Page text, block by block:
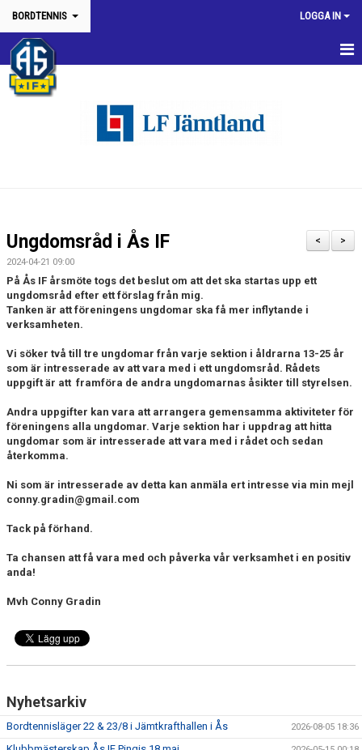
BORDTENNIS LOGGA IN
HEM
KONTAKT/INFORMATION
RUTINER & INFO TÄVLINGAR & SERIER
TRÄNING
KLÄDER
DOKUMENT
AVGIFTER
ATT BLI MEDLEM
>
<
Ungdomsråd i Ås IF
2024-04-21 09:00
På Ås IF årsmöte togs det beslut om att det ska startas upp ett
ungdomsråd efter ett förslag från mig.
Tanken är att föreningens ungdomar ska få mer inflytande i
verksamheten.
Vi söker två till tre ungdomar från varje sektion i åldrarna 13-25 år
som är intresserade av att vara med i ett ungdomsråd. Rådets
uppgift är att framföra de andra ungdomarnas åsikter till styrelsen.
Andra uppgifter kan vara att arrangera gemensamma aktiviteter för
föreningens alla ungdomar. Varje sektion har i uppdrag att hitta
ungdomar som är intresserade att vara med i rådet och sedan
återkomma.
Ni som är intresserade av detta kan anmäla ert intresse via min mejl
conny.gradin@gmail.com
Tack på förhand.
Ta chansen att få vara med och påverka vår verksamhet i en positiv
anda!
Mvh Conny Gradin
Nyhetsarkiv
Bordtennisläger 22 & 23/8 i Jämtkrafthallen i Ås 2026-08-05 18:36